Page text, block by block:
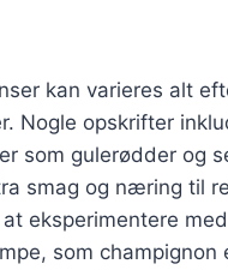
kan varieres alt
Nogle opskrifter
som gulerødder og
smag og næring til
eksperimentere med
som champignon